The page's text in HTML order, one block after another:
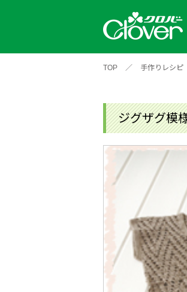
ワークショ
2026年
イベントレポ
2024年
アイテムから探す
新商品一覧
編み物用品
クロバーモチー
TOP ／ 手作りレシピ
ジグザグ模